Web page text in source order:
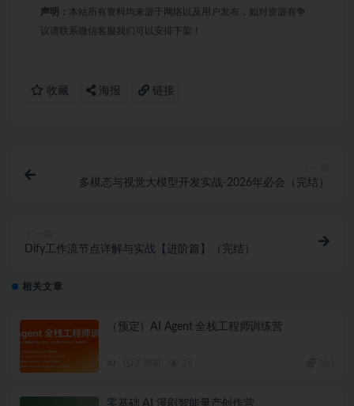
声明： 本站所有资料均来源于网络以及用户发布，如对资源有争
议请联系微信客服我们可以安排下架！
收藏 海报 链接
多模态与视觉大模型开发实战-2026年必会（完结）
Dify工作流节点详解与实战【进阶篇】（完结）
相关文章
（预定）AI Agent 全栈工程师训练营
零基础 AI 漫剧智能量产创作营